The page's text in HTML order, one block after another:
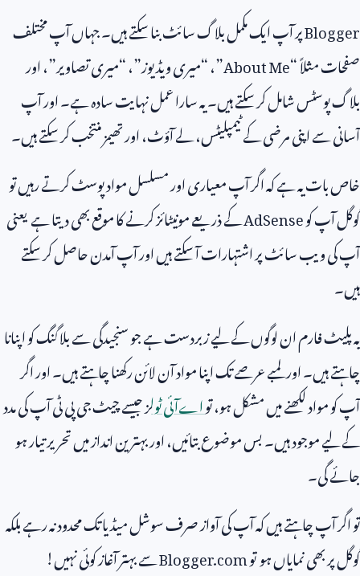
Bloggerپر آپ ایک مکمل بلاگ سائٹ بنا سکتے ہیں۔ جہاں آپ مختلف
صفحات مثلاً “About Me”، “میری ویڈیوز”، “میری تصاویر”، اور
بلاگ پوسٹس شامل کر سکتے ہیں۔ یہ سارا عمل نہایت سادہ ہے۔ اور آپ
آسانی سے اپنی مرضی کے ٹیمپلیٹس، لے آؤٹ، اور تھیمز منتخب کر سکتے ہیں۔
خاص بات یہ ہے کہ اگر آپ معیاری اور مسلسل مواد پوسٹ کرتے رہیں تو
گوگل آپ کوAdSenseکے ذریعے مونیٹائز کرنے کا موقع بھی دیتا ہے یعنی
آپ کی ویب سائٹ پر اشتہارات آ سکتے ہیں اور آپ آمدن حاصل کر سکتے
ہیں۔
یہ پلیٹ فارم ان لوگوں کے لیے زبردست ہے جو سنجیدگی سے بلاگنگ کو اپنانا
چاہتے ہیں۔ اور لمبے عرصے تک اپنا مواد آن لائن رکھنا چاہتے ہیں۔ اور اگر
آپ کو مواد لکھنے میں مشکل ہو، تواےآئی ٹولز جیسے چیٹ جی پی ٹی آپ کی مدد
کے لیے موجود ہیں۔ بس موضوع بتائیں، اور بہترین انداز میں تحریر تیار ہو
جائے گی۔
تو اگر آپ چاہتے ہیں کہ آپ کی آواز صرف سوشل میڈیا تک محدود نہ رہے بلکہ
گوگل پر بھی نمایاں ہو توBlogger.comسے بہتر آغاز کوئی نہیں!